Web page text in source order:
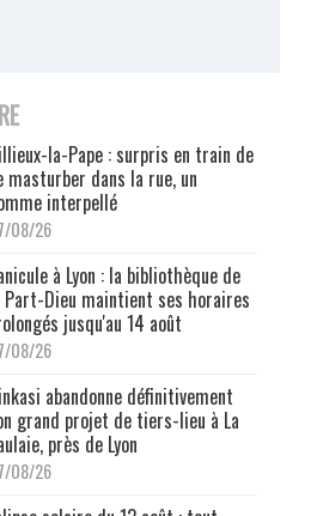
la-Pape : surpris en train de
masturber dans la rue, un
interpellé
08/26
à Lyon : la bibliothèque de
Part-Dieu maintient ses horaires
jusqu'au 14 août
08/26
abandonne définitivement
grand projet de tiers-lieu à La
près de Lyon
08/26